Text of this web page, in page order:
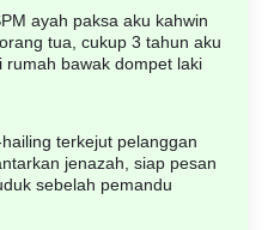
ayah paksa aku kahwin
tua, cukup 3 tahun aku
rumah bawak dompet laki
terkejut pelanggan
jenazah, siap pesan
sebelah pemandu